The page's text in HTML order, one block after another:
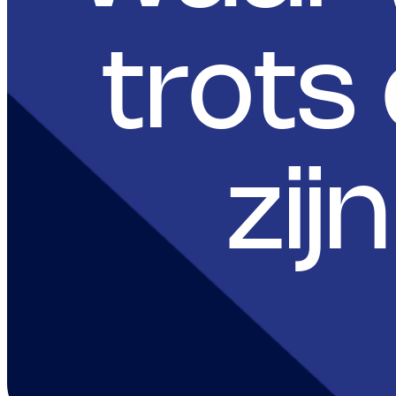
trots
zijn